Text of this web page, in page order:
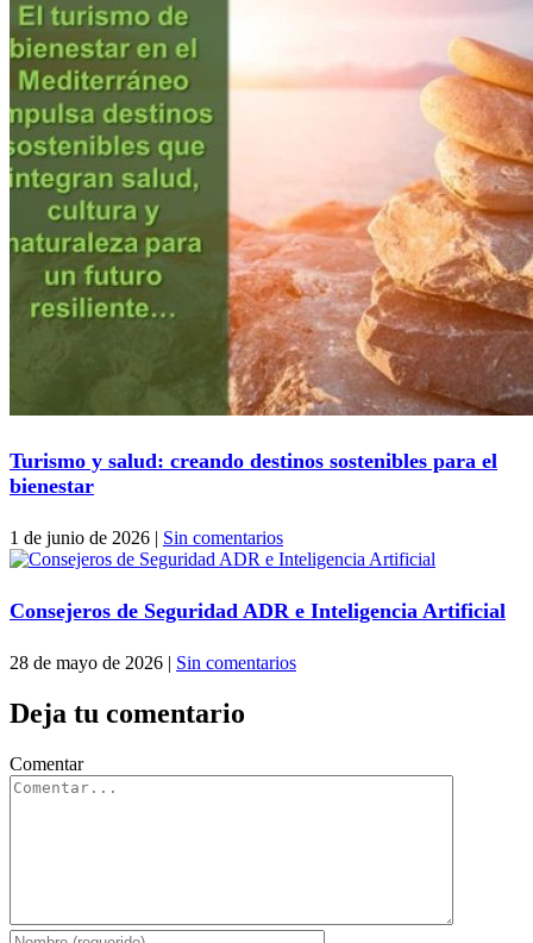
Turismo y salud: creando destinos sostenibles para el
bienestar
1 de junio de 2026 | Sin comentarios
Consejeros de Seguridad ADR e Inteligencia Artificial
28 de mayo de 2026 | Sin comentarios
Deja tu comentario
Comentar